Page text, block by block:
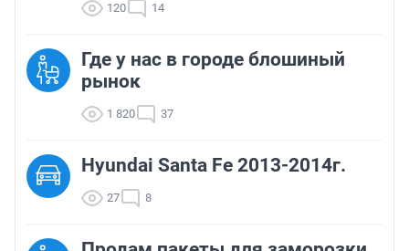
120 14
Где у нас в городе блошиный
рынок
1 820 37
Hyundai Santa Fe 2013-2014г.
27 8